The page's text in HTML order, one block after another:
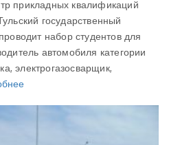
прикладных квалификаций
государственный
набор студентов для
автомобиля категории
электрогазосварщик,